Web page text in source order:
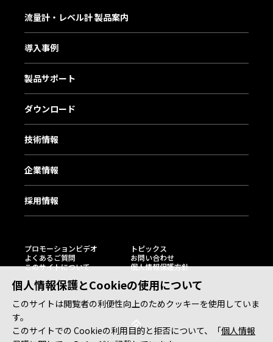
個人情報保護とCookieの使用について
このサイトは閲覧者の利便性向上のためクッキーを使用していま
す。
このサイトでの Cookieの利用目的と拒否について、「個人情報
流量計・レベル計 製品案内
導入事例
製品サポート
ダウンロード
技術情報
企業情報
採用情報
プロモーションビデオ
トピックス
よくあるご質問
お問い合わせ
このサイトについて
個人情報保護方針